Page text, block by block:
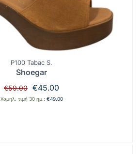
P100 Tabac S.
Shoegar
€59.00 Original
price
€45.00
τρέχουσα
Χαμηλ. τιμή 30 ημ.: €49.00